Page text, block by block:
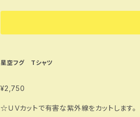
星空フグ Tシャツ
¥2,750
☆ＵＶカットで有害な紫外線をカットします